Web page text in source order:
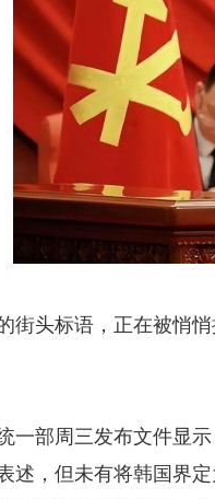
街头标语，正在被悄
一部周三发布文件显
述，但未有将韩国界